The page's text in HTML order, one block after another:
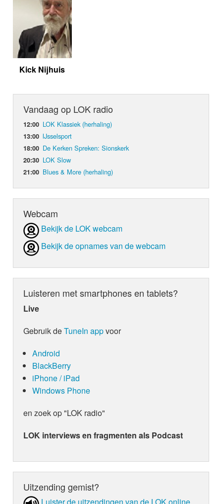
Kick Nijhuis
Vandaag op LOK radio
12:00 LOK Klassiek (herhaling)
13:00 IJsselsport
18:00 De Kerken Spreken: Sionskerk
20:30 LOK Slow
21:00 Blues & More (herhaling)
Webcam
Bekijk de LOK webcam
Bekijk de opnames van de webcam
Luisteren met smartphones en tablets?
Live
Gebruik deTuneIn appvoor
Android
BlackBerry
iPhone / iPad
Windows Phone
en zoek op "LOK radio"
LOK interviews en fragmenten als Podcast
Uitzending gemist?